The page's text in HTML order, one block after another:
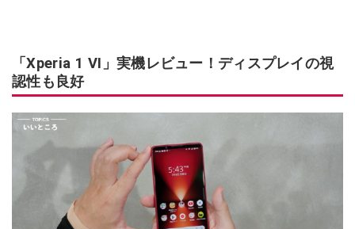
「Xperia 1 VI」実機レビュー！ディスプレイの視
認性も良好